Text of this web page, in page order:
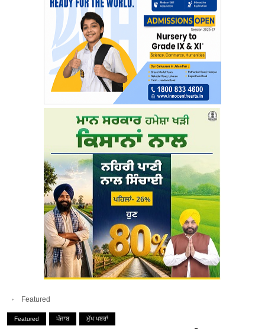
Featured
Featured ਪੰਜਾਬ ਮੁੱਖ ਖਬਰਾਂ